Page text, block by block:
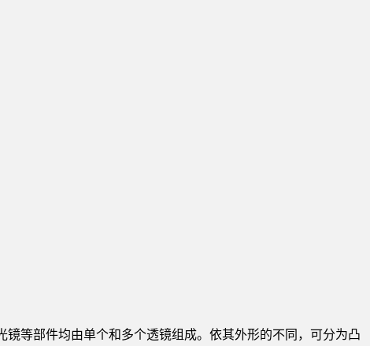
等部件均由单个和多个透镜组成。依其外形的不同，可分为凸